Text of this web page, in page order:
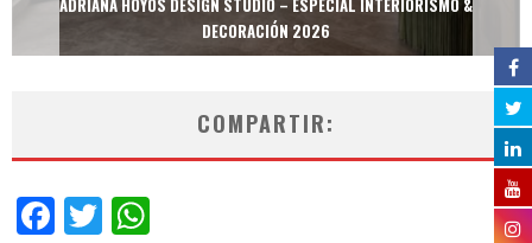
ADRIANA HOYOS DESIGN STUDIO – ESPECIAL INTERIORISMO &
DECORACIÓN 2026
COMPARTIR:
Facebook
Twitter